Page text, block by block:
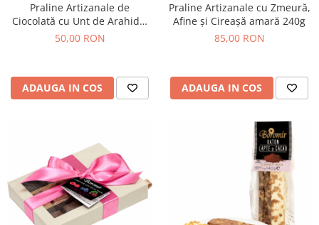
Foietaje
Turta dulce cu nuci
Turta dulce de Sibiu
Croissant Duofino
Croissant cu maia
Cornulete
Boromele
Praline Artizanale de
Ciocolată cu Unt de Arahide,
Caramel Sărat și Cremă
50,00 RON
ADAUGA IN COS
Praline Artizanale cu Zmeură,
Afine și Cireașă amară 240g
85,00 RON
ADAUGA IN COS